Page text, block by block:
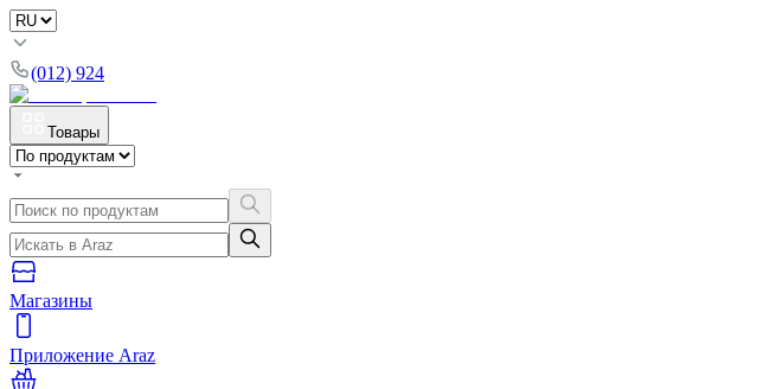
(012) 924
Товары
Магазины
Приложение Araz